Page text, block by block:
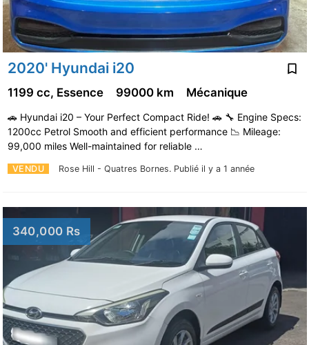
2020' Hyundai i20
VENDU Rose Hill - Quatres Bornes. Publié il y a 1 année
1199 cc, Essence 99000 km Mécanique
🚗 Hyundai i20 – Your Perfect Compact Ride! 🚗 🔧 Engine Specs:
1200cc Petrol Smooth and efficient performance 📉 Mileage:
99,000 miles Well-maintained for reliable …
340,000 Rs